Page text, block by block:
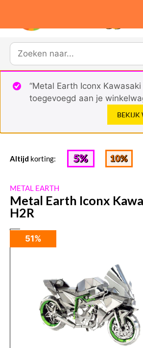
“Metal Earth Iconx Kawasaki
toegevoegd aan je
BEKIJK
Altijd korting:
METAL EARTH
Metal Earth Iconx
H2R
51%